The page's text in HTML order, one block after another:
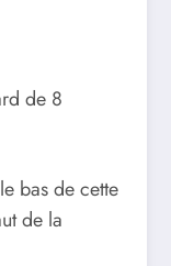
de 8
bas de cette
de la